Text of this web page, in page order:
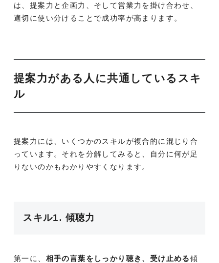
は、提案力と企画力、そして営業力を掛け合わせ、
適切に使い分けることで成功率が高まります。
提案力がある人に共通しているスキ
ル
提案力には、いくつかのスキルが複合的に混じり合
っています。それを分解してみると、自分に何が足
りないのかもわかりやすくなります。
スキル1. 傾聴力
第一に、 相手の言葉をしっかり聴き、受け止める傾